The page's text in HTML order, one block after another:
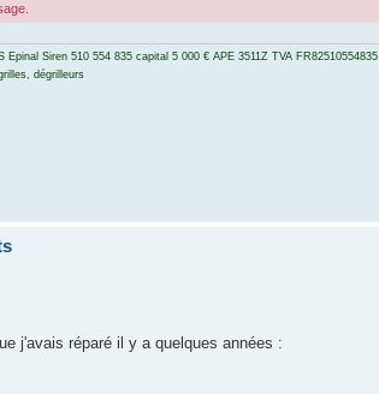
Siren 510 554 835 capital 5 000 € APE 3511Z TVA FR82510554835
dégrilleurs
j'avais réparé il y a quelques années :